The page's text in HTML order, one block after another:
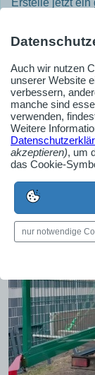
Auch wir nutzen
unserer Website
verbessern,
manche sind
verwenden,
Weitere
akzeptieren), um
das Cookie-
nur notwendige